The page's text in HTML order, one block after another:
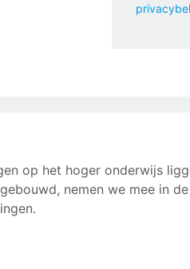
op het hoger onderwijs
nemen we mee in